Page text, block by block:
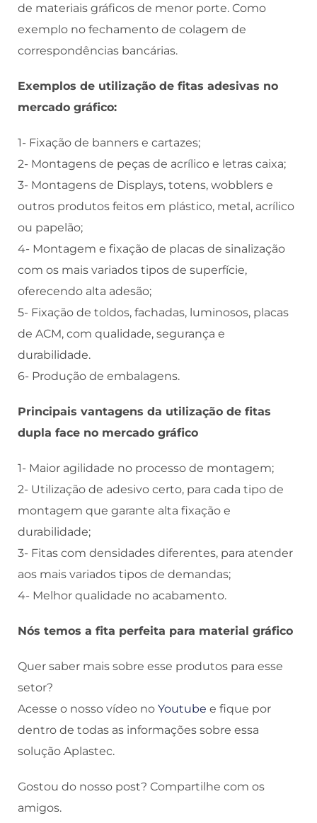
de materiais gráficos de menor porte. Como
exemplo no fechamento de colagem de
correspondências bancárias.
Exemplos de utilização de fitas adesivas no
mercado gráfico:
1- Fixação de banners e cartazes;
2- Montagens de peças de acrílico e letras caixa;
3- Montagens de Displays, totens, wobblers e
outros produtos feitos em plástico, metal, acrílico
ou papelão;
4- Montagem e fixação de placas de sinalização
com os mais variados tipos de superfície,
oferecendo alta adesão;
5- Fixação de toldos, fachadas, luminosos, placas
de ACM, com qualidade, segurança e
durabilidade.
6- Produção de embalagens.
Principais vantagens da utilização de fitas
dupla face no mercado gráfico
1- Maior agilidade no processo de montagem;
2- Utilização de adesivo certo, para cada tipo de
montagem que garante alta fixação e
durabilidade;
3- Fitas com densidades diferentes, para atender
aos mais variados tipos de demandas;
4- Melhor qualidade no acabamento.
Nós temos a fita perfeita para material gráfico
Quer saber mais sobre esse produtos para esse
setor?
Acesse o nosso vídeo no Youtube e fique por
dentro de todas as informações sobre essa
solução Aplastec.
Gostou do nosso post? Compartilhe com os
amigos.